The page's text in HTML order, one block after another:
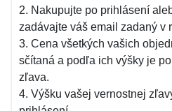
2. Nakupujte po prihlásení
zadávajte váš email zadaný v
3. Cena všetkých vašich
sčítaná a podľa ich výšky je
zľava.
4. Výšku vašej vernostnej